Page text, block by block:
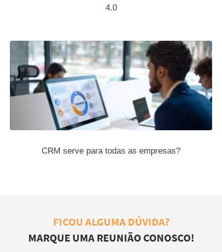
4.0
CRM serve para todas as empresas?
FICOU ALGUMA DÚVIDA?
MARQUE UMA REUNIÃO CONOSCO!